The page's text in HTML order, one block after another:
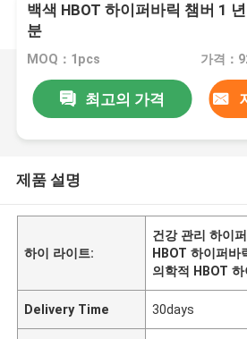
백색 HBOT 하이퍼바릭 챔버 1
분
MOQ：1pcs 가격：
최고의 가격
제품 설명
하이 라이트:
건강 관리 하이
HBOT 하이퍼바
의학적 HBOT
Delivery Time 30days